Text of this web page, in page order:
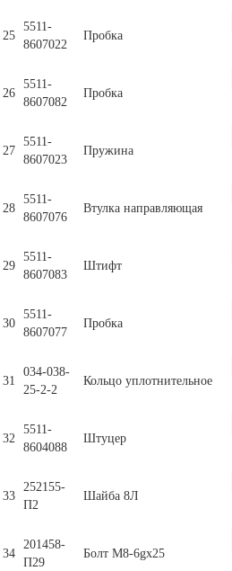
25
5511-
8607022
Пробка
26
5511-
8607082
Пробка
27
5511-
8607023
Пружина
28
5511-
8607076
Втулка направляющая
29
5511-
8607083
Штифт
30
5511-
8607077
Пробка
31
034-038-
25-2-2
Кольцо уплотнительное
32
5511-
8604088
Штуцер
33
252155-
П2
Шайба 8Л
34
201458-
П29
Болт М8-6gх25